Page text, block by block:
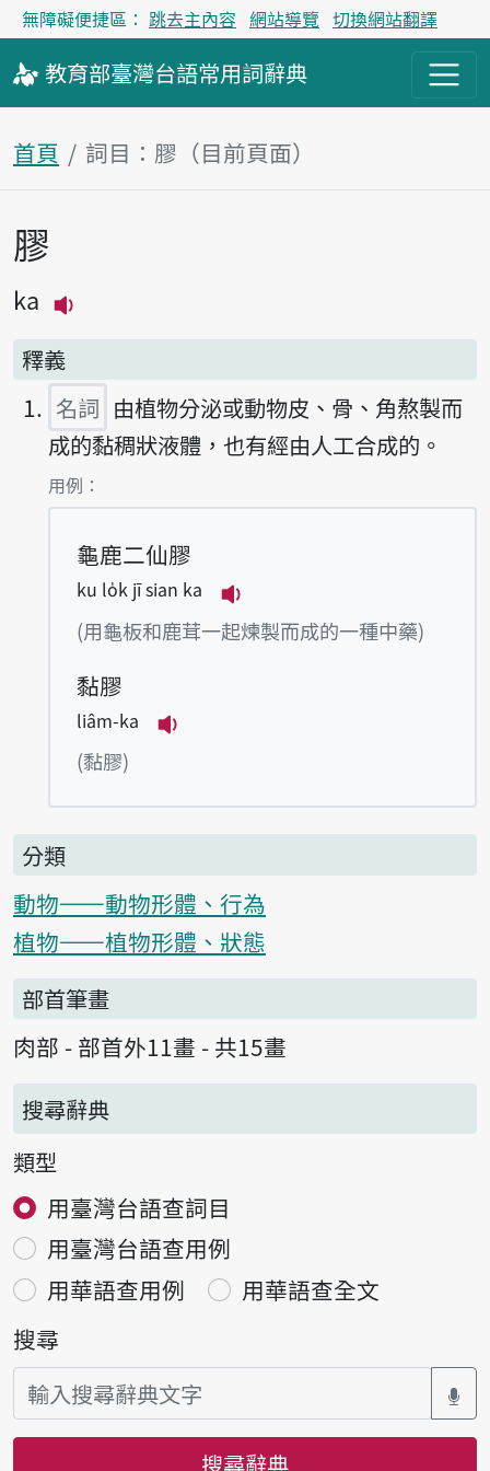
無障礙便捷區： 跳去主內容 網站導覽 切換網站翻譯
教育部臺灣台語常用詞辭典
首頁 詞目：膠（目前頁面）
主內容區塊
膠
ka
釋義
名詞 由植物分泌或動物皮、骨、角熬製而
成的黏稠狀液體，也有經由人工合成的。
第1項釋義的
用例：
龜鹿二仙膠
ku lo̍k jī sian ka
播放例句ku lo̍k jī sian ka
(用龜板和鹿茸一起煉製而成的一種中藥)
黏膠
liâm-ka
(黏膠)
分類
動物——動物形體、行為
植物——植物形體、狀態
部首筆畫
肉部 - 部首外11畫 - 共15畫
搜尋辭典
類型
用臺灣台語查詞目
用臺灣台語查用例
用華語查用例
用華語查全文
搜尋
搜尋辭典